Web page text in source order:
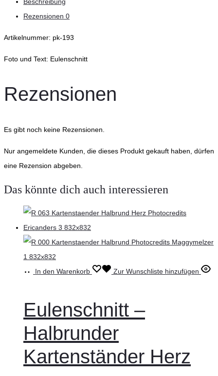
Beschreibung
Rezensionen 0
Artikelnummer: pk-193
Foto und Text: Eulenschnitt
Rezensionen
Es gibt noch keine Rezensionen.
Nur angemeldete Kunden, die dieses Produkt gekauft haben, dürfen
eine Rezension abgeben.
Das könnte dich auch interessieren
In den Warenkorb Zur Wunschliste hinzufügen
Eulenschnitt –
Halbrunder
Kartenständer Herz